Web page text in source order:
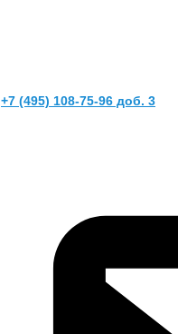
+7 (495) 108-75-96 доб. 3